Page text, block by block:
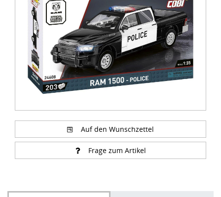
Auf den Wunschzettel
Frage zum Artikel